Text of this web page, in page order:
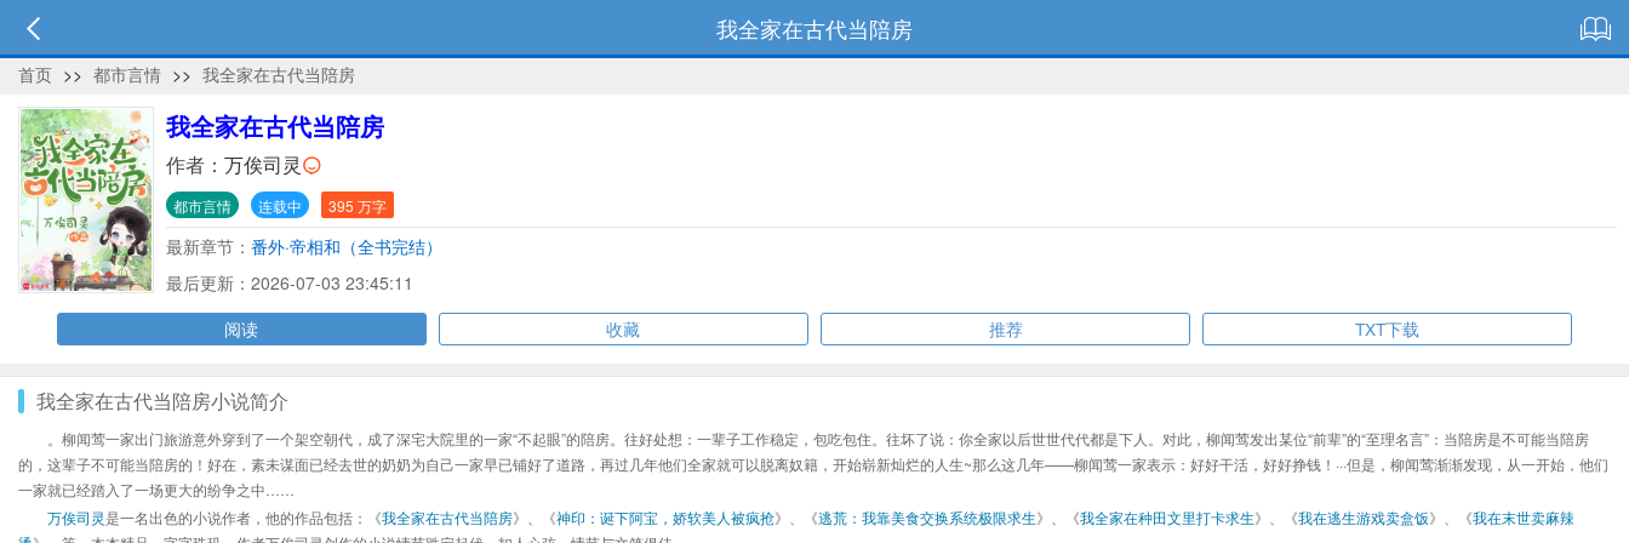
我全家在古代当陪房
首页 >> 都市言情 >> 我全家在古代当陪房
我全家在古代当陪房
作者： 万俟司灵
都市言情 连载中 395 万字
最新章节： 番外·帝相和（全书完结）
最后更新：2026-07-03 23:45:11
阅读
收藏 推荐 TXT下载
我全家在古代当陪房小说简介
。柳闻莺一家出门旅游意外穿到了一个架空朝代，成了深宅大院里的一家“不起眼”的陪房。往好处想：一辈子工作稳定，包吃包住。往坏了说：你全家以后世世代代都是下人。对此，柳闻莺发出某位“前辈”的“至理名言”：当陪房是不可能当陪房
的，这辈子不可能当陪房的！好在，素未谋面已经去世的奶奶为自己一家早已铺好了道路，再过几年他们全家就可以脱离奴籍，开始崭新灿烂的人生~那么这几年——柳闻莺一家表示：好好干活，好好挣钱！···但是，柳闻莺渐渐发现，从一开始，他们
一家就已经踏入了一场更大的纷争之中……
万俟司灵是一名出色的小说作者，他的作品包括：《我全家在古代当陪房》、《神印：诞下阿宝，娇软美人被疯抢》、《逃荒：我靠美食交换系统极限求生》、《我全家在种田文里打卡求生》、《我在逃生游戏卖盒饭》、《我在末世卖麻辣